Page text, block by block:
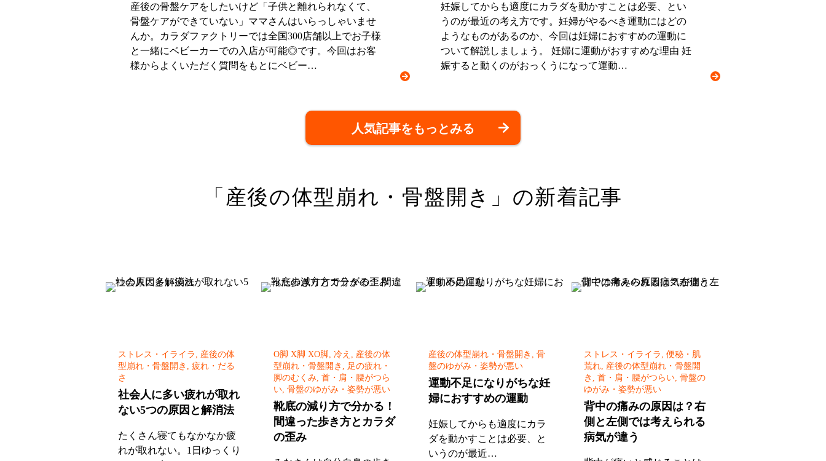
産後の骨盤ケアをしたいけど「子供と離れられなくて、
骨盤ケアができていない」ママさんはいらっしゃいませ
んか。カラダファクトリーでは全国300店舗以上でお子様
と一緒にベビーカーでの入店が可能◎です。今回はお客
様からよくいただく質問をもとにベビー…
妊娠してからも適度にカラダを動かすことは必要、とい
うのが最近の考え方です。妊婦がやるべき運動にはどの
ようなものがあるのか、今回は妊婦におすすめの運動に
ついて解説しましょう。 妊婦に運動がおすすめな理由 妊
娠すると動くのがおっくうになって運動…
人気記事をもっとみる
「産後の体型崩れ・骨盤開き」 の新着記事
ストレス・イライラ, 産後の体
型崩れ・骨盤開き, 疲れ・だる
さ
社会人に多い疲れが取れ
ない5つの原因と解消法
たくさん寝てもなかなか疲
れが取れない。1日ゆっくり
O脚 X脚 XO脚, 冷え, 産後の体
型崩れ・骨盤開き, 足の疲れ・
脚のむくみ, 首・肩・腰がつら
い, 骨盤のゆがみ・姿勢が悪い
靴底の減り方で分かる！
間違った歩き方とカラダ
の歪み
産後の体型崩れ・骨盤開き, 骨
盤のゆがみ・姿勢が悪い
運動不足になりがちな妊
婦におすすめの運動
妊娠してからも適度にカラ
ダを動かすことは必要、と
いうのが最近…
ストレス・イライラ, 便秘・肌
荒れ, 産後の体型崩れ・骨盤開
き, 首・肩・腰がつらい, 骨盤の
ゆがみ・姿勢が悪い
背中の痛みの原因は？右
側と左側では考えられる
病気が違う